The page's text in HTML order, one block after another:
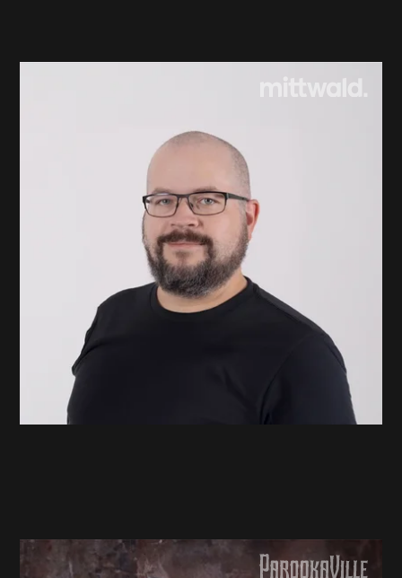
Geschäftsführer Dive i.a.c.
Henrik Balzer - Geschäftsführer Dive i.a.c.